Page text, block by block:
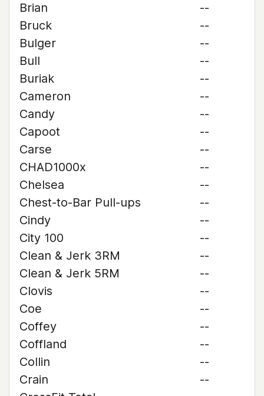
Brian
--
Bruck
--
Bulger
--
Bull
--
Buriak
--
Cameron
--
Candy
--
Capoot
--
Carse
--
CHAD1000x
--
Chelsea
--
Chest-to-Bar Pull-ups
--
Cindy
--
City 100
--
Clean & Jerk 3RM
--
Clean & Jerk 5RM
--
Clovis
--
Coe
--
Coffey
--
Coffland
--
Collin
--
Crain
--